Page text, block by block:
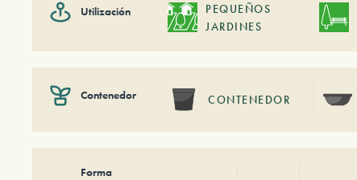
Utilización
PEQUEÑOS
JARDINES
Contenedor CONTENEDOR
Forma